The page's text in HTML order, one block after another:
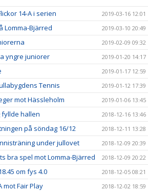
14-A i serien 2019-03-16 12:01
Lomma-Bjärred 2019-03-10 20:49
2019-02-09 09:32
yngre juniorer 2019-01-20 14:17
2019-01-17 12:59
Tennis 2019-01-12 17:39
mot Hässleholm 2019-01-06 13:45
hallen 2018-12-16 13:46
på söndag 16/12 2018-12-11 13:28
under jullovet 2018-12-09 20:39
bra spel mot Lomma-Bjärred 2018-12-09 20:22
om fys 4.0 2018-12-05 08:21
mot Fair Play 2018-12-02 18:59